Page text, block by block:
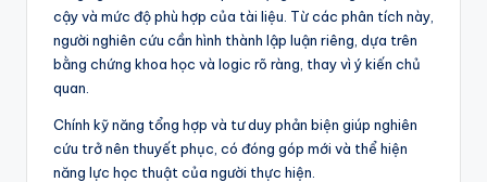
cậy và mức độ phù hợp của tài liệu. Từ các phân tích này,
người nghiên cứu cần hình thành lập luận riêng, dựa trên
bằng chứng khoa học và logic rõ ràng, thay vì ý kiến chủ
quan.
Chính kỹ năng tổng hợp và tư duy phản biện giúp nghiên
cứu trở nên thuyết phục, có đóng góp mới và thể hiện
năng lực học thuật của người thực hiện.